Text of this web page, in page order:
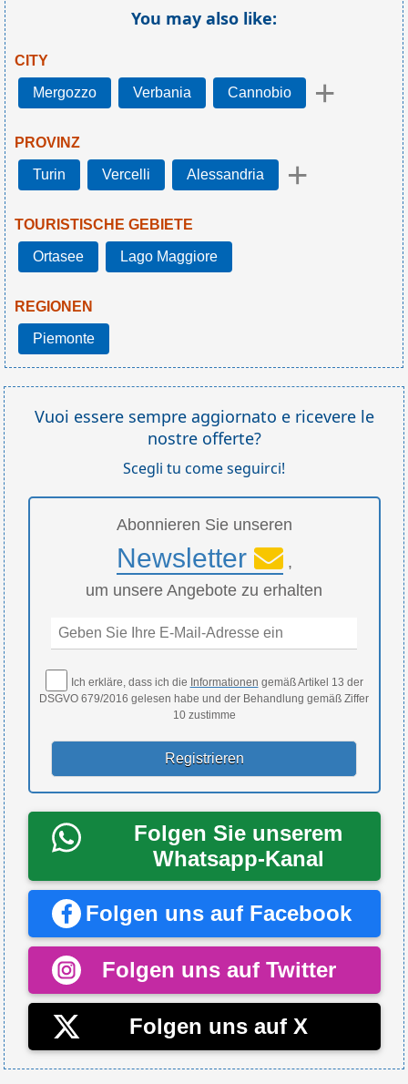
You may also like:
CITY
Mergozzo Verbania Cannobio +
PROVINZ
Turin Vercelli Alessandria +
TOURISTISCHE GEBIETE
Ortasee Lago Maggiore
REGIONEN
Piemonte
Vuoi essere sempre aggiornato e ricevere le
nostre offerte?
Scegli tu come seguirci!
Abonnieren Sie unseren
Newsletter
,
um unsere Angebote zu erhalten
Ich erkläre, dass ich die Informationen gemäß Artikel 13 der
DSGVO 679/2016 gelesen habe und der Behandlung gemäß Ziffer
10 zustimme
Folgen Sie unserem
Whatsapp-Kanal
Folgen uns auf Facebook
Folgen uns auf Twitter
Folgen uns auf X